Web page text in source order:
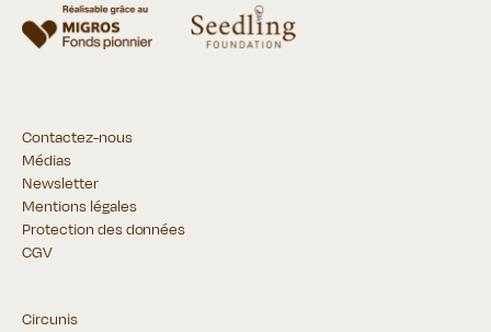
Contactez-nous
Médias
Newsletter
Mentions légales
Protection des données
CGV
Circunis